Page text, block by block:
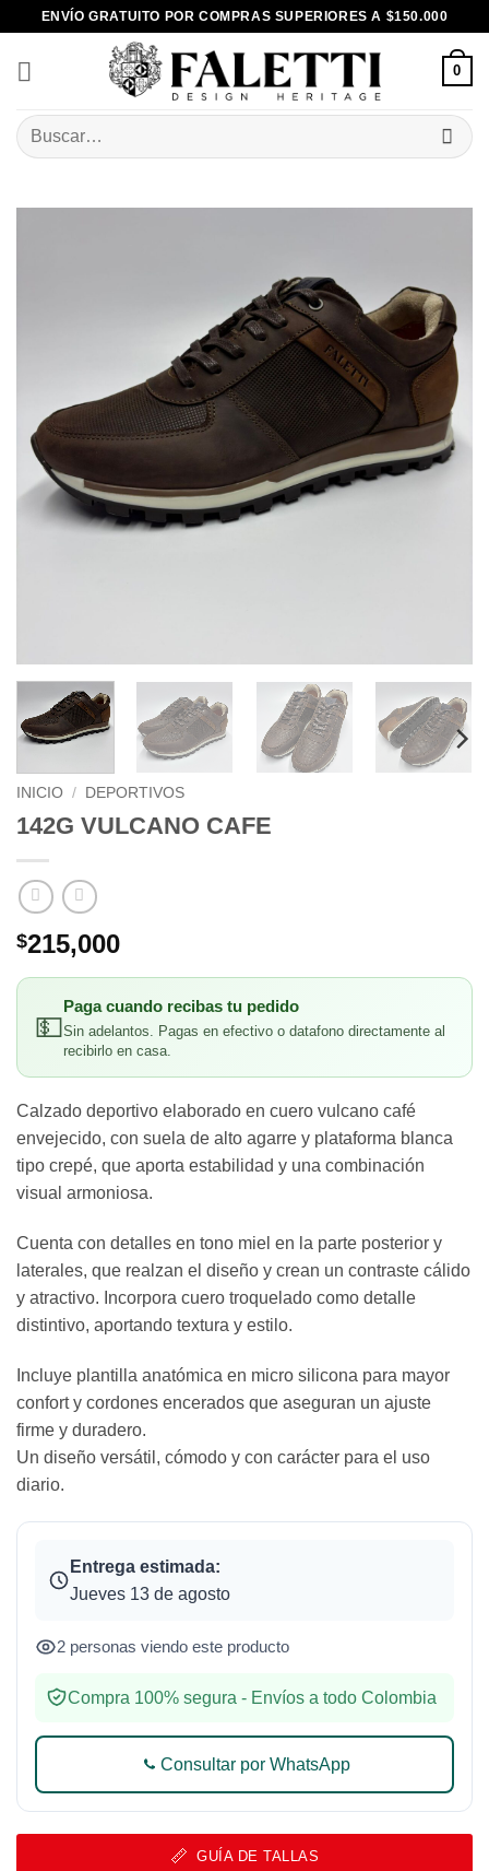
content
ENVÍO GRATUITO POR COMPRAS SUPERIORES A $150.000
0
Buscar
por:
INICIO / DEPORTIVOS
142G VULCANO CAFE
$215,000
💵
Paga cuando recibas tu pedido
Sin adelantos. Pagas en efectivo o datafono directamente al
recibirlo en casa.
Calzado deportivo elaborado en cuero vulcano café
envejecido, con suela de alto agarre y plataforma blanca
tipo crepé, que aporta estabilidad y una combinación
visual armoniosa.
Cuenta con detalles en tono miel en la parte posterior y
laterales, que realzan el diseño y crean un contraste cálido
y atractivo. Incorpora cuero troquelado como detalle
distintivo, aportando textura y estilo.
Incluye plantilla anatómica en micro silicona para mayor
confort y cordones encerados que aseguran un ajuste
firme y duradero.
Un diseño versátil, cómodo y con carácter para el uso
diario.
Entrega estimada:
Jueves 13 de agosto
2 personas viendo este producto
Compra 100% segura - Envíos a todo Colombia
Consultar por WhatsApp
GUÍA DE TALLAS